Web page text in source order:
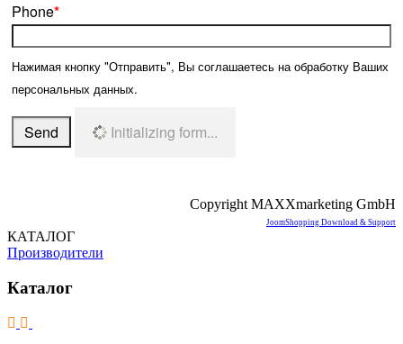
Phone*
Нажимая кнопку "Отправить", Вы соглашаетесь на обработку Ваших
персональных данных.
Send Initializing form...
Copyright MAXXmarketing GmbH
JoomShopping Download & Support
КАТАЛОГ
Производители
Каталог